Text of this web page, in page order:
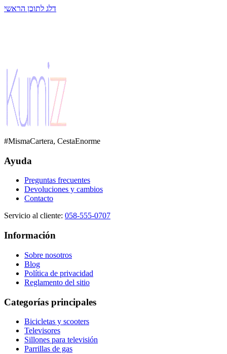
דלג לתוכן הראשי
#MismaCartera, CestaEnorme
Ayuda
Preguntas frecuentes
Devoluciones y cambios
Contacto
Servicio al cliente: 058-555-0707
Información
Sobre nosotros
Blog
Política de privacidad
Reglamento del sitio
Categorías principales
Bicicletas y scooters
Televisores
Sillones para televisión
Parrillas de gas